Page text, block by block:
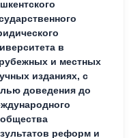
в
и местных
изданиях, с
доведения до
реформ и